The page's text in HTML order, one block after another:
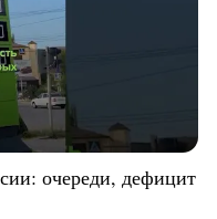
очереди, дефицит